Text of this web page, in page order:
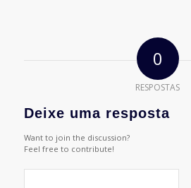
0
RESPOSTAS
Deixe uma resposta
Want to join the discussion?
Feel free to contribute!